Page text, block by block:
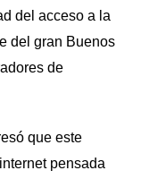
del acceso a la
del gran Buenos
de
que este
pensada